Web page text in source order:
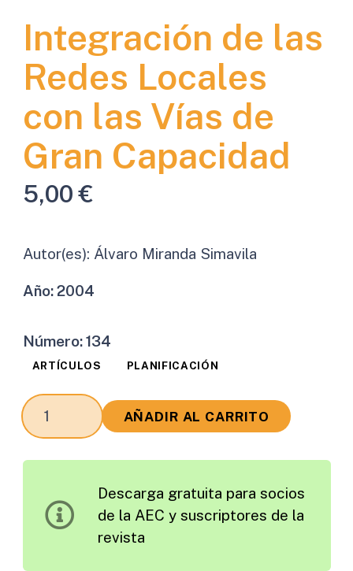
Integración de las
Redes Locales
con las Vías de
Gran Capacidad
5,00€
Autor(es): Álvaro Miranda Simavila
Año:2004
Número:134
ARTÍCULOS PLANIFICACIÓN
Integración
de
con
AÑADIR AL CARRITO
Descarga gratuita para socios
de la AEC y suscriptores de la
revista